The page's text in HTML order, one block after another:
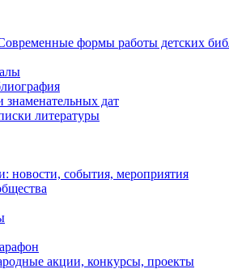
формы работы детских
дат
литературы
новости, события, мероприятия
акции, конкурсы, проекты